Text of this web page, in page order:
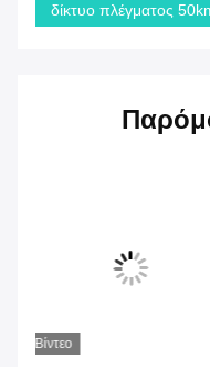
δίκτυο πλέγματος
Βίντεο